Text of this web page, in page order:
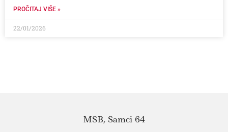
PROČITAJ VIŠE »
22/01/2026
MSB, Samci 64